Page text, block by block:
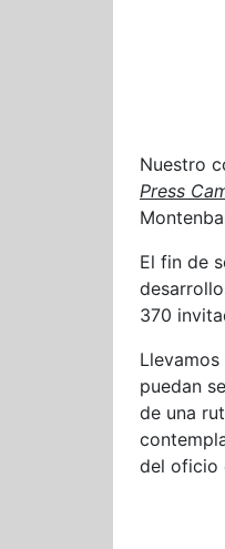
Nuestro
Press
El fin de
370
puedan
de una
del oficio